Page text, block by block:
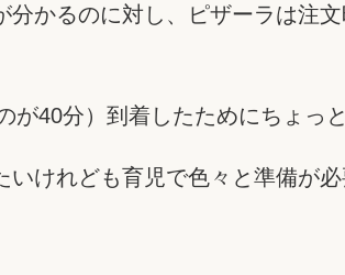
かるのに対し、ピザーラは注
40分）到着したためにちょっ
けれども育児で色々と準備が